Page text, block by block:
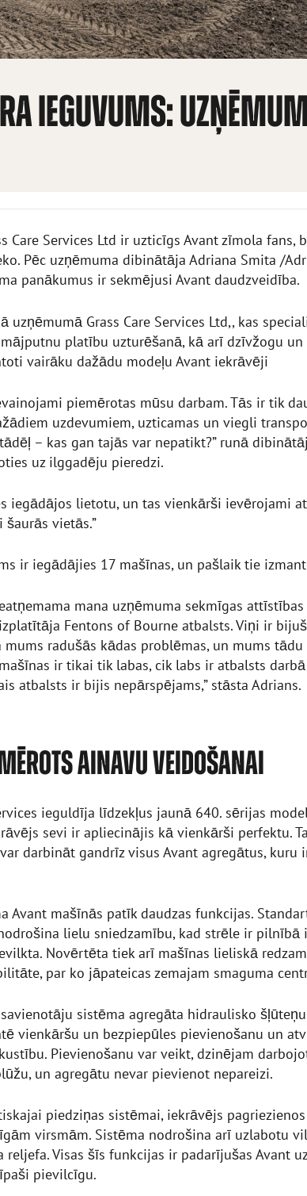
IEGUVUMS:
Care Services Ltd ir uzticīgs Avant zīmola fans,
Pēc uzņēmuma dibinātāja Adriana Smita /
panākumus ir sekmējusi Avant daudzveidība.
uzņēmumā Grass Care Services Ltd,, kas
mājputnu platību uzturēšanā, kā arī dzīvžogu un
vairāku dažādu modeļu Avant iekrāvēji
piemērotas mūsu darbam. Tās ir tik
uzdevumiem, uzticamas un viegli
– kas gan tajās var nepatikt?” runā
uz ilggadēju pieredzi.
iegādājos lietotu, un tas vienkārši ievērojami
vietās.”
ir iegādājies 17 mašīnas, un pašlaik tie
mana uzņēmuma sekmīgas attīstības
Fentons of Bourne atbalsts. Viņi ir
radušās kādas problēmas, un mums
ir tikai tik labas, cik labs ir atbalsts
atbalsts ir bijis nepārspējams,” stāsta Adrians.
AINAVU VEIDOŠANAI
ieguldīja līdzekļus jaunā 640. sērijas
sevi ir apliecinājis kā vienkārši perfektu.
darbināt gandrīz visus Avant agregātus, kuru
Avant mašīnās patīk daudzas funkcijas.
lielu sniedzamību, kad strēle ir pilnībā
Novērtēta tiek arī mašīnas lieliskā
par ko jāpateicas zemajam smaguma
sistēma agregāta hidraulisko šļūteņu
vienkāršu un bezpiepūles pievienošanu un
Pievienošanu var veikt, dzinējam
un agregātu nevar pievienot nepareizi.
piedziņas sistēmai, iekrāvējs
virsmām. Sistēma nodrošina arī uzlabotu
reljefa. Visas šīs funkcijas ir padarījušas Avant
īpaši pievilcīgu.